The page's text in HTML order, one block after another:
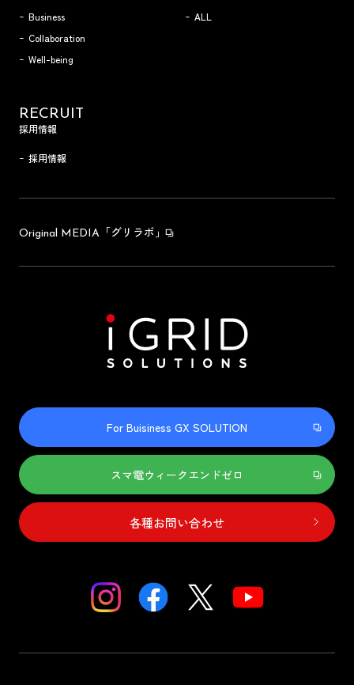
Business
Collaboration
Well-being
ALL
RECRUIT
採用情報
採用情報
Original MEDIA 「グリラボ」
For Buisiness GX SOLUTION
スマ電ウィークエンドゼロ
各種お問い合わせ